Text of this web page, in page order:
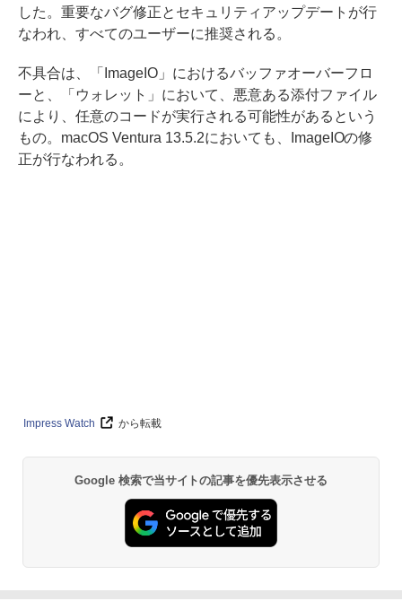
した。重要なバグ修正とセキュリティアップデートが行
なわれ、すべてのユーザーに推奨される。
不具合は、「ImageIO」におけるバッファオーバーフロ
ーと、「ウォレット」において、悪意ある添付ファイル
により、任意のコードが実行される可能性があるという
もの。macOS Ventura 13.5.2においても、ImageIOの修
正が行なわれる。
Impress Watch から転載
Google 検索で当サイトの記事を優先表示させる